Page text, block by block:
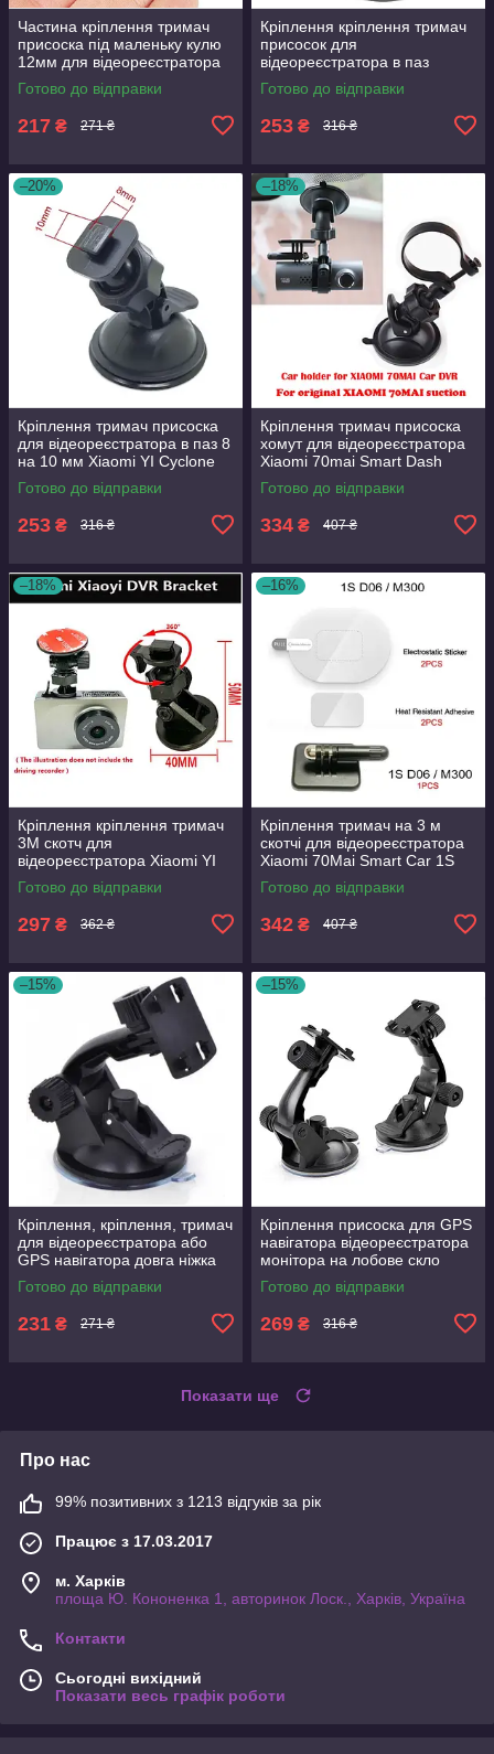
Частина кріплення тримач
присоска під маленьку кулю
12мм для відеореєстратора
Xiaomi Aspiring Carcam
Playme
Готово до відправки
217 ₴ 271 ₴
Кріплення кріплення тримач
присосок для
відеореєстратора в паз
Celsior CarCam RS Pioneer
Falcon RS Globex
Готово до відправки
253 ₴ 316 ₴
–20%
Кріплення тримач присоска
для відеореєстратора в паз 8
на 10 мм Xiaomi YI Cyclone
Globex Falcon Aspiring Globex
DOD RS Pioneer
Готово до відправки
253 ₴ 316 ₴
–18%
Кріплення тримач присоска
хомут для відеореєстратора
Xiaomi 70mai Smart Dash
Cam 1S Midrive D06 M200
M300 M310
Готово до відправки
334 ₴ 407 ₴
–18%
Кріплення кріплення тримач
3M скотч для
відеореєстратора Xiaomi YI
Smart Dash camera в паз із
засувкою
Готово до відправки
297 ₴ 362 ₴
–16%
Кріплення тримач на 3 м
скотчі для відеореєстратора
Xiaomi 70Mai Smart Car 1S
Midrive D01 D06 M300 M310
Готово до відправки
342 ₴ 407 ₴
–15%
Кріплення, кріплення, тримач
для відеореєстратора або
GPS навігатора довга ніжка
Готово до відправки
231 ₴ 271 ₴
–15%
Кріплення присоска для GPS
навігатора відеореєстратора
монітора на лобове скло
кронштейн Кріплення з
чотирма лапками
Готово до відправки
269 ₴ 316 ₴
Показати ще
Про нас
99% позитивних з 1213 відгуків за рік
Працює з 17.03.2017
м. Харків
площа Ю. Кононенка 1, авторинок Лоск., Харків, Україна
Контакти
Сьогодні вихідний
Показати весь графік роботи